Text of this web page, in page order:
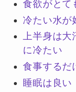
食欲がとて
冷たい水が
上半身は大
に冷たい
食事するだ
睡眠は良い